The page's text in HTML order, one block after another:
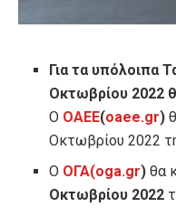
Για τα υπόλοιπα
Οκτωβρίου 2022
Ο ΟΑΕΕ(oaee.gr)
Οκτωβρίου 2022
Ο ΟΓΑ(oga.gr) θα
Οκτωβρίου 2022